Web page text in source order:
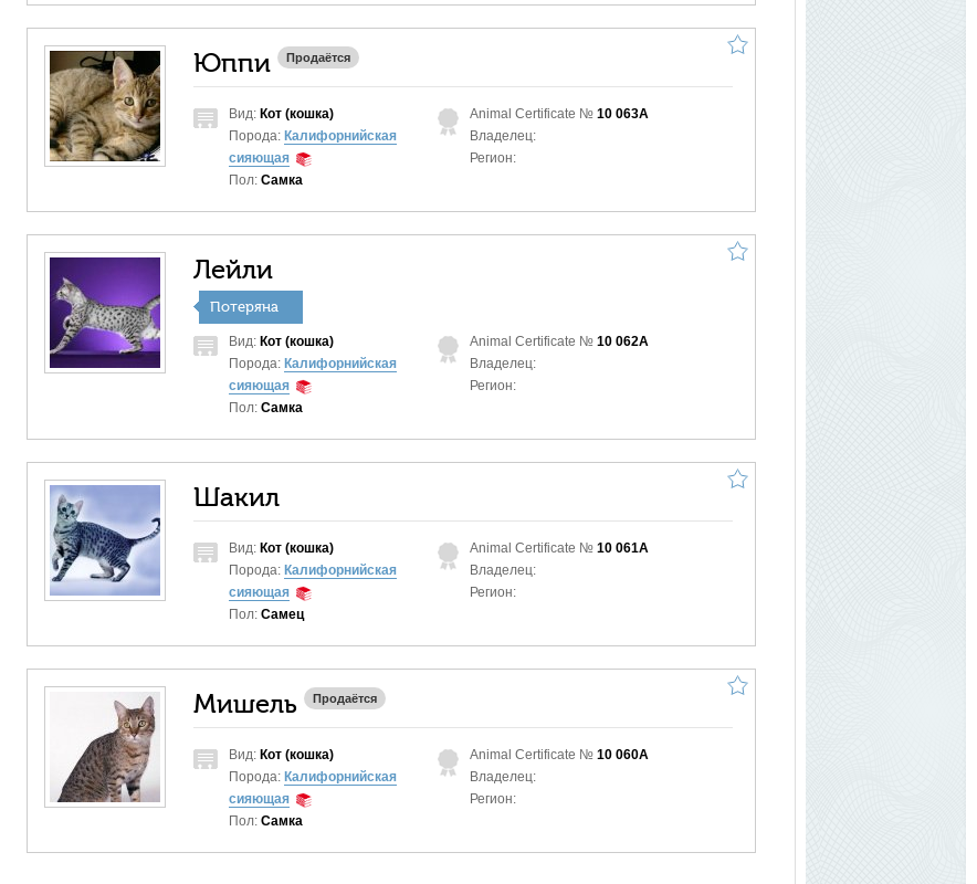
Юппи Продаётся
Вид: Кот (кошка)
Порода: Калифорнийская
сияющая
Пол: Самка
Animal Certificate № 10 063A
Владелец:
Регион:
Лейли
Потеряна
Вид: Кот (кошка)
Порода: Калифорнийская
сияющая
Пол: Самка
Animal Certificate № 10 062A
Владелец:
Регион:
Шакил
Вид: Кот (кошка)
Порода: Калифорнийская
сияющая
Пол: Самец
Animal Certificate № 10 061A
Владелец:
Регион:
Мишель Продаётся
Вид: Кот (кошка)
Порода: Калифорнийская
сияющая
Пол: Самка
Animal Certificate № 10 060A
Владелец:
Регион: